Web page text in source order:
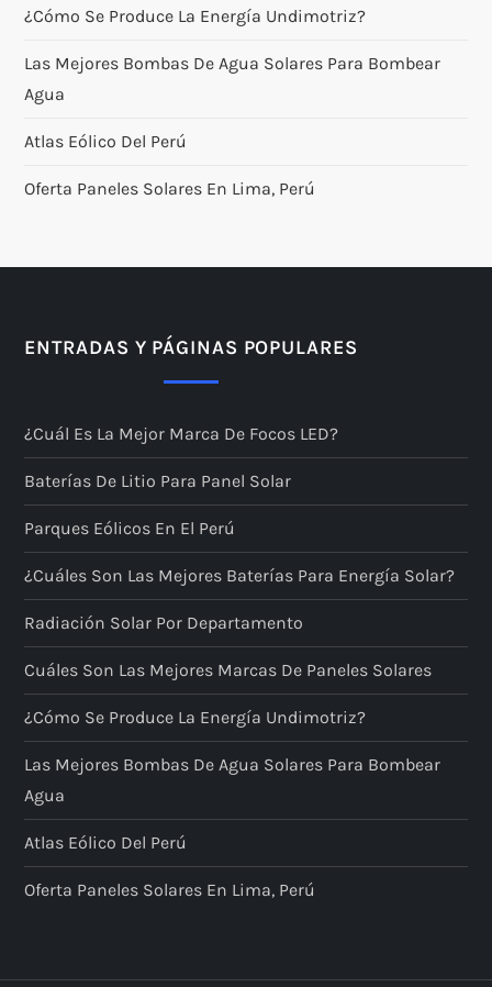
¿Cómo Se Produce La Energía Undimotriz?
Las Mejores Bombas De Agua Solares Para Bombear
Agua
Atlas Eólico Del Perú
Oferta Paneles Solares En Lima, Perú
ENTRADAS Y PÁGINAS POPULARES
¿Cuál Es La Mejor Marca De Focos LED?
Baterías De Litio Para Panel Solar
Parques Eólicos En El Perú
¿Cuáles Son Las Mejores Baterías Para Energía Solar?
Radiación Solar Por Departamento
Cuáles Son Las Mejores Marcas De Paneles Solares
¿Cómo Se Produce La Energía Undimotriz?
Las Mejores Bombas De Agua Solares Para Bombear
Agua
Atlas Eólico Del Perú
Oferta Paneles Solares En Lima, Perú